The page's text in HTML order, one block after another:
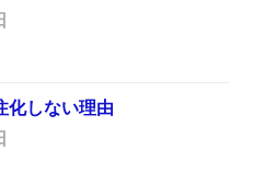
化しない理由